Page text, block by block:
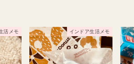
活メモ インドア生活メモ